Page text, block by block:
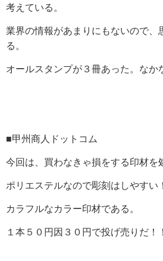
考えている。
業界の情報があまりにもないので、
る。
オールスタンプが３冊あった。な
■甲州商人ドットコム
今回は、買わなきゃ損をする印材を
ポリエステルなので彫刻はしやすい
カラフルなカラー印材である。
１本５０円因３０円で投げ売りだ！！